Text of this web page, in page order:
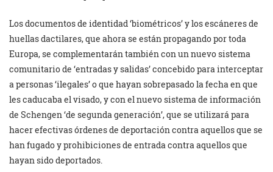
Los documentos de identidad ‘biométricos’ y los escáneres de
huellas dactilares, que ahora se están propagando por toda
Europa, se complementarán también con un nuevo sistema
comunitario de ‘entradas y salidas’ concebido para interceptar
a personas ‘ilegales’ o que hayan sobrepasado la fecha en que
les caducaba el visado, y con el nuevo sistema de información
de Schengen ‘de segunda generación’, que se utilizará para
hacer efectivas órdenes de deportación contra aquellos que se
han fugado y prohibiciones de entrada contra aquellos que
hayan sido deportados.